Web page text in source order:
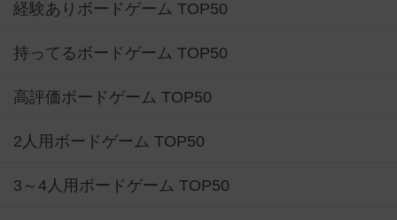
経験ありボードゲーム TOP50
持ってるボードゲーム TOP50
高評価ボードゲーム TOP50
2人用ボードゲーム TOP50
3～4人用ボードゲーム TOP50